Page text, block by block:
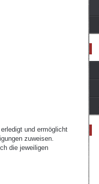
und ermöglicht
zuweisen.
die jeweiligen